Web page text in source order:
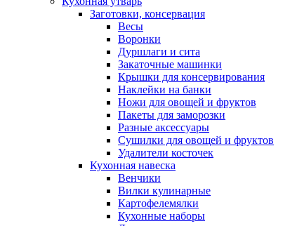
Заготовки, консервация
Весы
Воронки
Дуршлаги и сита
Закаточные машинки
Крышки для консервирования
Наклейки на банки
Ножи для овощей и фруктов
Пакеты для заморозки
Разные аксессуары
Сушилки для овощей и фруктов
Удалители косточек
Кухонная навеска
Венчики
Вилки кулинарные
Картофелемялки
Кухонные наборы